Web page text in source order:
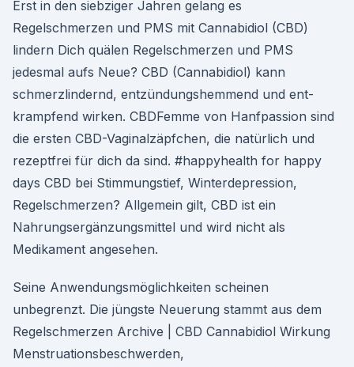
Erst in den siebziger Jahren gelang es
Regelschmerzen und PMS mit Cannabidiol (CBD)
lindern Dich quälen Regelschmerzen und PMS
jedesmal aufs Neue? CBD (Cannabidiol) kann
schmerzlindernd, entzündungs­hemmend und ent­
krampfend wirken. CBDFemme von Hanfpassion sind
die ersten CBD-Vaginalzäpfchen, die natürlich und
rezeptfrei für dich da sind. #happyhealth for happy
days CBD bei Stimmungstief, Winterdepression,
Regelschmerzen? Allgemein gilt, CBD ist ein
Nahrungsergänzungsmittel und wird nicht als
Medikament angesehen.
Seine Anwendungsmöglichkeiten scheinen
unbegrenzt. Die jüngste Neuerung stammt aus dem
Regelschmerzen Archive | CBD Cannabidiol Wirkung
Menstruationsbeschwerden,